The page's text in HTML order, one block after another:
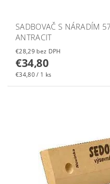
SADBOVAČ S NÁRADÍM
ANTRACIT
€28,29 bez DPH
€34,80
€34,80 / 1 ks